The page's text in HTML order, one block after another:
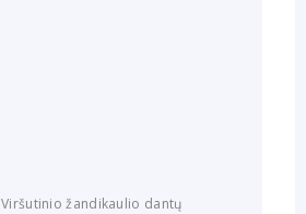
Viršutinio žandikaulio dantų